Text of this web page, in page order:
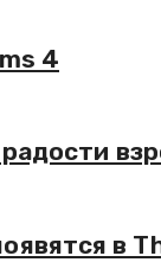
4
в